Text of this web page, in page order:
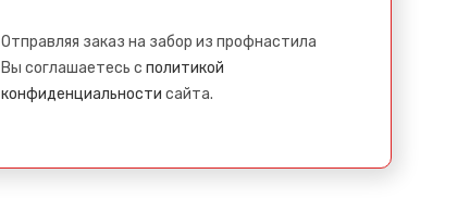
Отправляя заказ на забор из профнастила
Вы соглашаетесь с политикой
конфиденциальности сайта.